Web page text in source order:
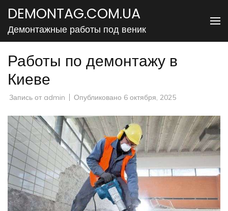
Перейти
содержимому
Enter)
DEMONTAG.COM.UA
Демонтажные работы под веник
Работы по демонтажу в
Киеве
Запись от admin Опубликовано 6 октября, 2025